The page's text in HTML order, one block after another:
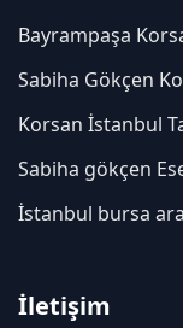
Bayrampaşa
Sabiha Gökçen
Korsan İstanbul
Sabiha gökçen
İstanbul bursa
İletişim